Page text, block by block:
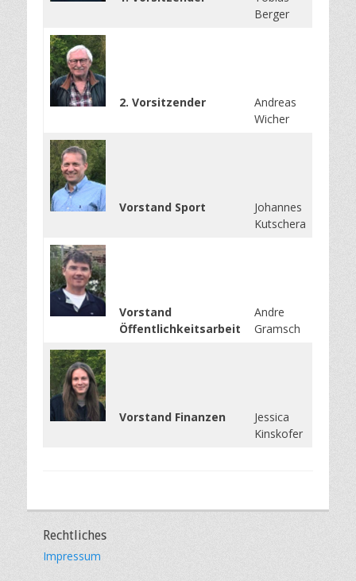
Berger
2. Vorsitzender
Andreas
Wicher
Vorstand Sport
Johannes
Kutschera
Vorstand
Öffentlichkeitsarbeit
Andre
Gramsch
Vorstand Finanzen
Jessica
Kinskofer
Rechtliches
Impressum